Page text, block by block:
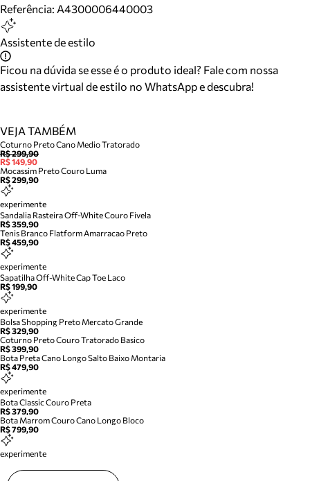
Referência: A4300006440003
Assistente de estilo
Ficou na dúvida se esse é o produto ideal? Fale com nossa
assistente virtual de estilo no WhatsApp e descubra!
VEJA TAMBÉM
Coturno Preto Cano Medio Tratorado
R$ 299,90
R$ 149,90
Mocassim Preto Couro Luma
R$ 299,90
experimente
Sandalia Rasteira Off-White Couro Fivela
R$ 359,90
Tenis Branco Flatform Amarracao Preto
R$ 459,90
experimente
Sapatilha Off-White Cap Toe Laco
R$ 199,90
experimente
Bolsa Shopping Preto Mercato Grande
R$ 329,90
Coturno Preto Couro Tratorado Basico
R$ 399,90
Bota Preta Cano Longo Salto Baixo Montaria
R$ 479,90
experimente
Bota Classic Couro Preta
R$ 379,90
Bota Marrom Couro Cano Longo Bloco
R$ 799,90
experimente